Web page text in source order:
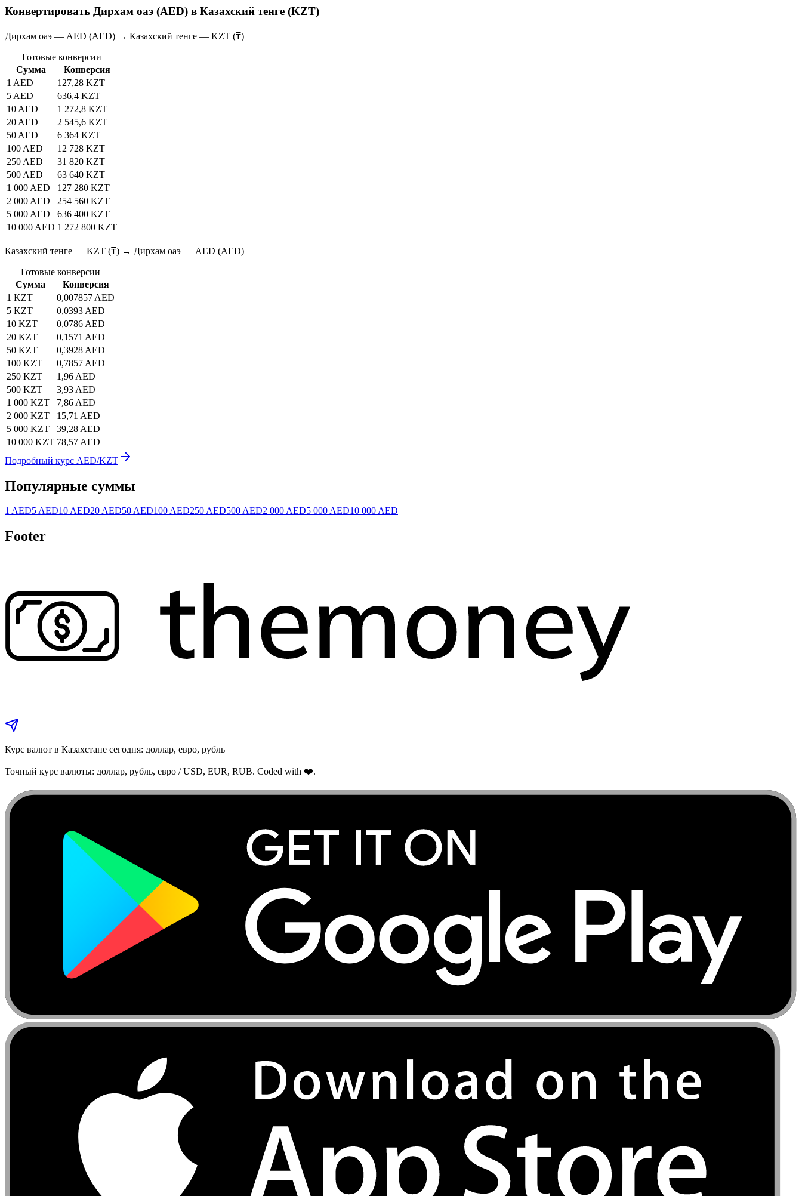
Конвертировать Дирхам оаэ (AED) в Казахский тенге (KZT)
Дирхам оаэ — AED (AED) → Казахский тенге — KZT (₸)
Готовые конверсии
Сумма
Конверсия
1 AED
127,28 KZT
5 AED
636,4 KZT
10 AED
1 272,8 KZT
20 AED
2 545,6 KZT
50 AED
6 364 KZT
100 AED
12 728 KZT
250 AED
31 820 KZT
500 AED
63 640 KZT
1 000 AED
127 280 KZT
2 000 AED
254 560 KZT
5 000 AED
636 400 KZT
10 000 AED 1 272 800 KZT
Казахский тенге — KZT (₸) → Дирхам оаэ — AED (AED)
Готовые конверсии
Сумма
Конверсия
1 KZT
0,007857 AED
5 KZT
0,0393 AED
10 KZT
0,0786 AED
20 KZT
0,1571 AED
50 KZT
0,3928 AED
100 KZT
0,7857 AED
250 KZT
1,96 AED
500 KZT
3,93 AED
1 000 KZT
7,86 AED
2 000 KZT
15,71 AED
5 000 KZT
39,28 AED
10 000 KZT 78,57 AED
Подробный курс AED/KZT
Популярные суммы
1 AED5 AED10 AED20 AED50 AED100 AED250 AED500 AED2 000 AED5 000 AED10 000 AED
Footer
Курс валют в Казахстане сегодня: доллар, евро, рубль
Точный курс валюты: доллар, рубль, евро / USD, EUR, RUB. Coded with ❤️.